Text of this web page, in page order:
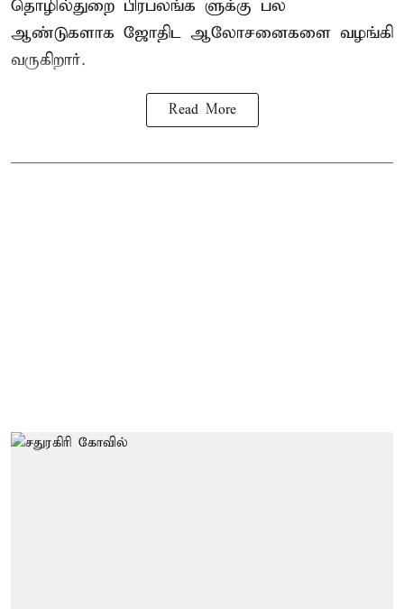
தொழில்துறை பிரபலங்க ளுக்கு பல
ஆண்டுகளாக ஜோதிட ஆலோசனைகளை வழங்கி
வருகிறார்.
Read More